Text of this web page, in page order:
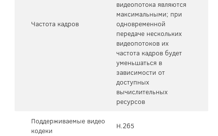
Частота кадров
видеопотока являются
максимальными; при
одновременной
передаче нескольких
видеопотоков их
частота кадров будет
уменьшаться в
зависимости от
доступных
вычислительных
ресурсов
Поддерживаемые видео
кодеки
H.265